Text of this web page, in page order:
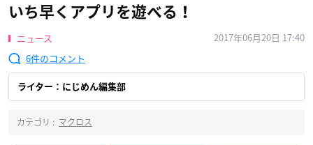
いち早くアプリを遊べる！
ニュース
2017年06月20日 17:40
6
ライター：にじめん編集部
カテゴリ : マクロス